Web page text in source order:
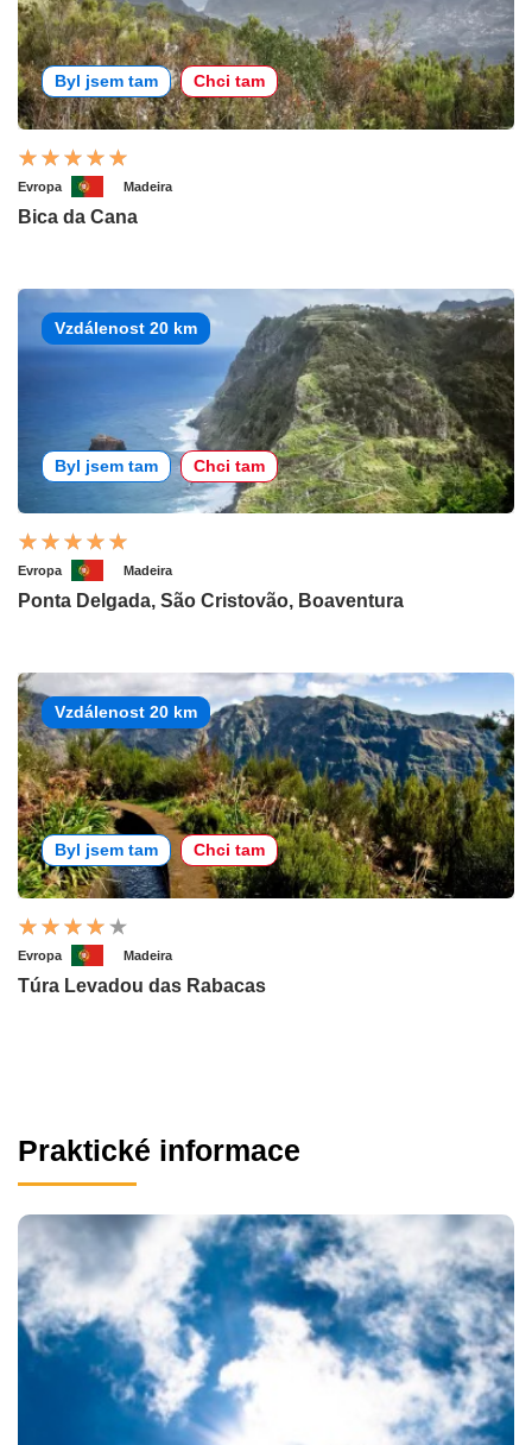
Byl jsem tam Chci tam
Evropa Madeira
Bica da Cana
Vzdálenost 20 km
Byl jsem tam Chci tam
Evropa Madeira
Ponta Delgada, São Cristovão, Boaventura
Vzdálenost 20 km
Byl jsem tam Chci tam
Evropa Madeira
Túra Levadou das Rabacas
Praktické informace